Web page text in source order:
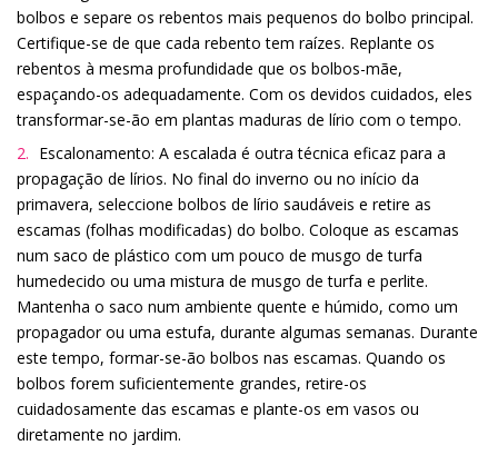
bolbos e separe os rebentos mais pequenos do bolbo principal.
Certifique-se de que cada rebento tem raízes. Replante os
rebentos à mesma profundidade que os bolbos-mãe,
espaçando-os adequadamente. Com os devidos cuidados, eles
transformar-se-ão em plantas maduras de lírio com o tempo.
Escalonamento: A escalada é outra técnica eficaz para a
propagação de lírios. No final do inverno ou no início da
primavera, seleccione bolbos de lírio saudáveis e retire as
escamas (folhas modificadas) do bolbo. Coloque as escamas
num saco de plástico com um pouco de musgo de turfa
humedecido ou uma mistura de musgo de turfa e perlite.
Mantenha o saco num ambiente quente e húmido, como um
propagador ou uma estufa, durante algumas semanas. Durante
este tempo, formar-se-ão bolbos nas escamas. Quando os
bolbos forem suficientemente grandes, retire-os
cuidadosamente das escamas e plante-os em vasos ou
diretamente no jardim.